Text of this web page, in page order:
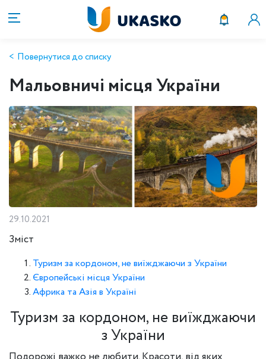
Повернутися до списку
Мальовничі місця України
29.10.2021
Зміст
Туризм за кордоном, не виїжджаючи з України
Європейські місця України
Африка та Азія в Україні
Туризм за кордоном, не виїжджаючи
з України